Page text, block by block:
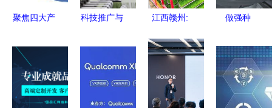
聚焦四大产
新摆在首位
科技推广与
应用服务的
科技推广与
关键路径
江西赣州:
稻秧苗 智
粮食生产
做强种
科技架起现
代农业强省
之桥——贵